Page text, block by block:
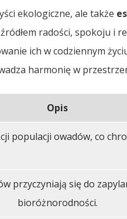
ekologiczne, ale także
radości, spokoju i
ich w codziennym
harmonię w
Opis
populacji owadów, co
przyczyniają się do
bioróżnorodności.